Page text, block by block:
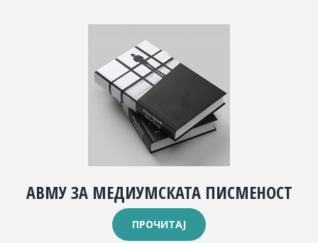
АВМУ ЗА МЕДИУМСКАТА ПИСМЕНОСТ
ПРОЧИТАЈ